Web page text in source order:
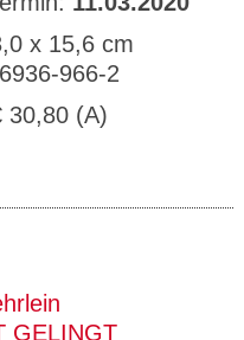
x 15,6 cm
966-2
30,80 (A)
GELINGT